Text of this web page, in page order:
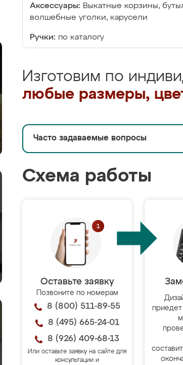
Аксессуары: Выкатные корзины,
волшебные уголки, карусели
Ручки: по каталогу
Изготовим по
любые размеры,
Часто задаваемые вопросы
Схема работы
Оставьте заявку
Позвоните по номерам
8 (800) 511-89-55
8 (495) 665-24-01
8 (926) 409-68-13
Или оставьте заявку на сайте для
консультации и
приедет